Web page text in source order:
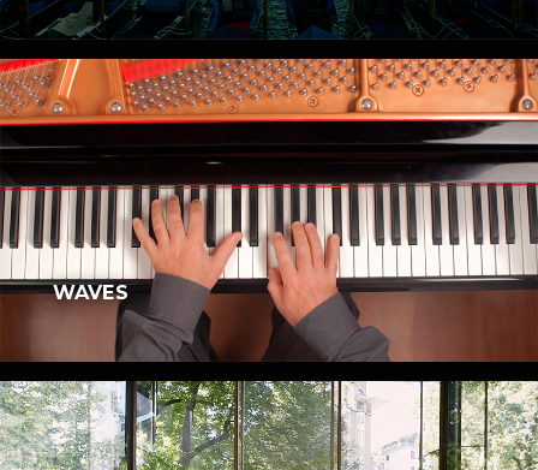
WAVES